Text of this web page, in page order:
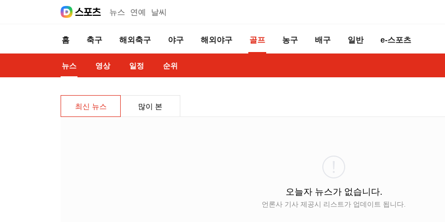
뉴스 연예 날씨
홈 축구 해외축구 야구 해외야구 골프 농구 배구 일반 e-스포츠
뉴스 영상 일정 순위
최신 뉴스 많이 본
오늘자 뉴스가 없습니다.
언론사 기사 제공시 리스트가 업데이트 됩니다.